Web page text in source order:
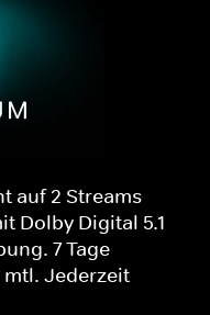
auf 2 Streams
Dolby Digital 5.1
7 Tage
mtl. Jederzeit